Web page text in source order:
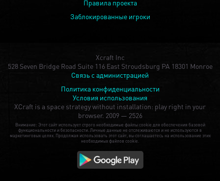
Правила проекта
Заблокированные игроки
Xcraft Inc
528 Seven Bridge Road Suite 116 East Stroudsburg PA 18301 Monroe
Связь с администрацией
Политика конфиденциальности
Условия использования
XCraft is a space strategy without installation: play right in your
browser. 2009 — 2526
Внимание: Этот сайт использует строго необходимые файлы cookie для обеспечения базовой
функциональности и безопасности. Личные данные не отслеживаются и не используются в
маркетинговых целях. Продолжая использовать этот сайт, вы соглашаетесь на использование этих
необходимых файлов cookie.